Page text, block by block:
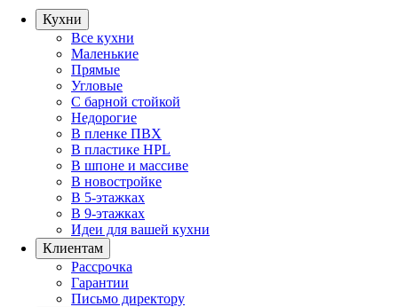
Кухни
Все кухни
Маленькие
Прямые
Угловые
С барной стойкой
Недорогие
В пленке ПВХ
В пластике HPL
В шпоне и массиве
В новостройке
В 5-этажках
В 9-этажках
Идеи для вашей кухни
Клиентам
Рассрочка
Гарантии
Письмо директору